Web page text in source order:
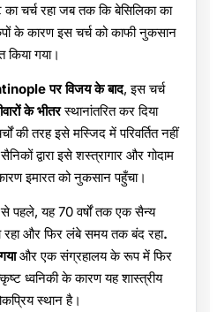
का चर्च रहा जब तक कि बेसिलिका का
के कारण इस चर्च को काफी नुकसान
गया।
पर विजय के बाद, इस चर्च
के भीतरस्थानांतरित कर दिया
की तरह इसे मस्जिद में परिवर्तित नहीं
द्वारा इसे शस्त्रागार और गोदाम
इमारत को नुकसान पहुँचा।
यह 70 वर्षों तक एक सैन्य
और फिर लंबे समय तक बंद रहा.
और एक संग्रहालय के रूप में फिर
ध्वनिकी के कारण यह शास्त्रीय
स्थान है।